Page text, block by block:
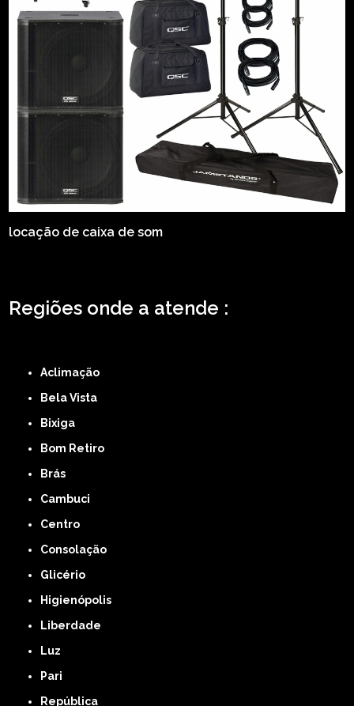
locação de caixa de som
Regiões onde a atende :
Aclimação
Bela Vista
Bixiga
Bom Retiro
Brás
Cambuci
Centro
Consolação
Glicério
Higienópolis
Liberdade
Luz
Pari
República